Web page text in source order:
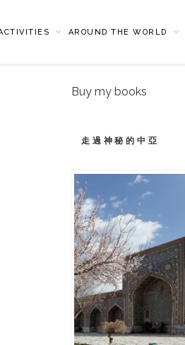
AROUND THE WORLD
Buy my books
走過神秘的中亞